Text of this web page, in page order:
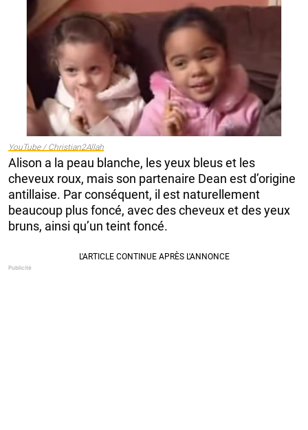
YouTube / Christian2Allah
Alison a la peau blanche, les yeux bleus et les
cheveux roux, mais son partenaire Dean est d’origine
antillaise. Par conséquent, il est naturellement
beaucoup plus foncé, avec des cheveux et des yeux
bruns, ainsi qu’un teint foncé.